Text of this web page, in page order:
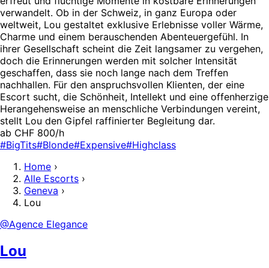
verwandelt. Ob in der Schweiz, in ganz Europa oder
weltweit, Lou gestaltet exklusive Erlebnisse voller Wärme,
Charme und einem berauschenden Abenteuergefühl. In
ihrer Gesellschaft scheint die Zeit langsamer zu vergehen,
doch die Erinnerungen werden mit solcher Intensität
geschaffen, dass sie noch lange nach dem Treffen
nachhallen. Für den anspruchsvollen Klienten, der eine
Escort sucht, die Schönheit, Intellekt und eine offenherzige
Herangehensweise an menschliche Verbindungen vereint,
stellt Lou den Gipfel raffinierter Begleitung dar.
ab CHF 800/h
#BigTits#Blonde#Expensive#Highclass
Home ›
Alle Escorts ›
Geneva ›
Lou
@Agence Elegance
Lou